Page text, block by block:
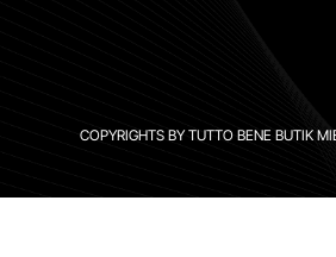
COPYRIGHTS BY TUTTO BENE BUTIK